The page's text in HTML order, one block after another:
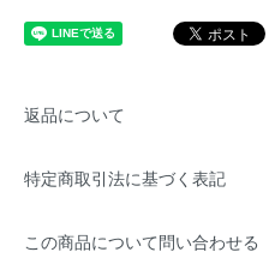
返品について
特定商取引法に基づく表記
この商品について問い合わせる